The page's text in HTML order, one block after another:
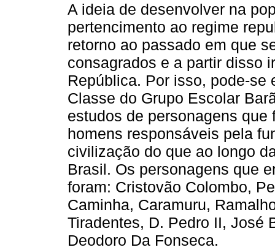
A ideia de desenvolver na
pertencimento ao regime
retorno ao passado em que
consagrados e a partir disso
República. Por isso, pode-se
Classe do Grupo Escolar
estudos de personagens
homens responsáveis pela
civilização do que ao longo
Brasil. Os personagens que
foram: Cristovão Colombo,
Caminha, Caramuru,
Tiradentes, D. Pedro II, José
Deodoro Da Fonseca.